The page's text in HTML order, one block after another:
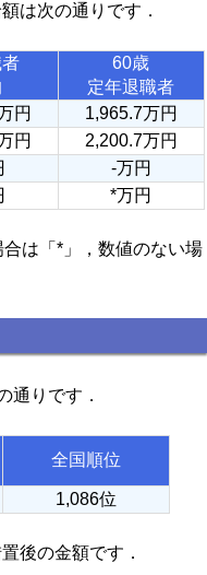
は次の通りです．
60歳
定年退職者
円
1,965.7万円
円
2,200.7万円
-万円
*万円
は「*」，数値のない場
通りです．
全国順位
1,086位
後の金額です．